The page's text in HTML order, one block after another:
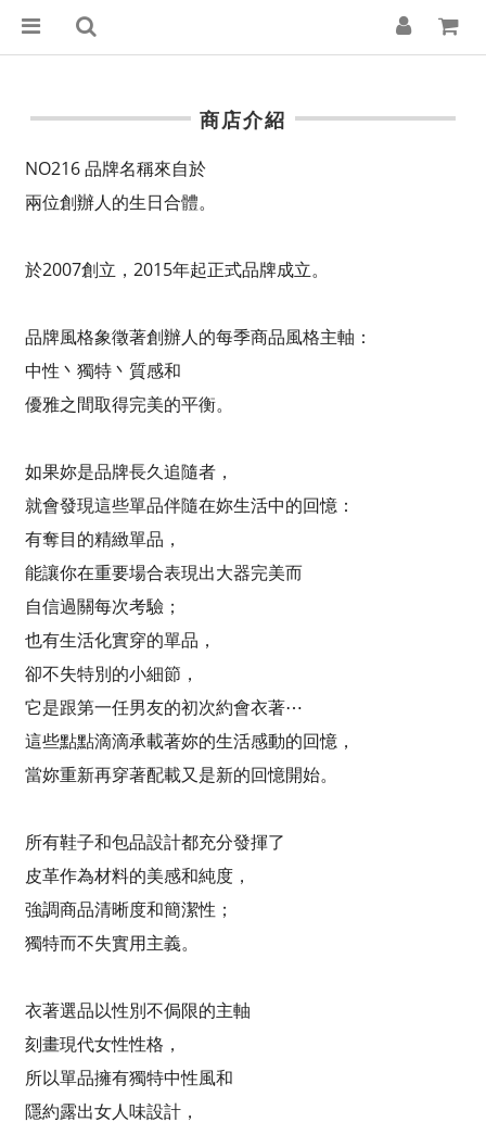
商店介紹
NO216品牌名稱來自於
兩位創辦人的生日合體。
於2007創立， 2015年起正式品牌成立。
品牌風格象徵著創辦人的每季商品風格主軸：
中性丶獨特丶質感和
優雅之間取得完美的平衡。
如果妳是品牌長久追隨者，
就會發現這些單品伴隨在妳生活中的回憶：
有奪目的精緻單品，
能讓你在重要場合表現出大器完美而
自信過關每次考驗；
也有生活化實穿的單品，
卻不失特別的小細節，
它是跟第一任男友的初次約會衣著⋯
這些點點滴滴承載著妳的生活感動的回憶，
當妳重新再穿著配載又是新的回憶開始。
所有鞋子和包品設計都充分發揮了
皮革作為材料的美感和純度，
強調商品清晰度和簡潔性；
獨特而不失實用主義。
衣著選品以性別不侷限的主軸
刻畫現代女性性格，
所以單品擁有獨特中性風和
隱約露出女人味設計，